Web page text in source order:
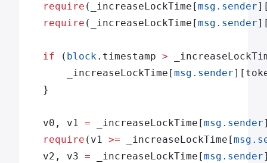
    require
(_increaseLockTime[msg.sender
    require
(_increaseLockTime[msg.sender
    if
( block.timestamp >
        _increaseLockTime[
msg.sender
    }
    v0, v1
= _increaseLockTime[msg.sender
    require
(v1 >= _increaseLockTime[
    v2, v3
= _increaseLockTime[msg.sender